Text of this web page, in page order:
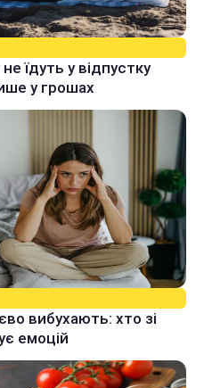
їдуть у відпустку
у грошах
вибухають: хто зі
емоцій